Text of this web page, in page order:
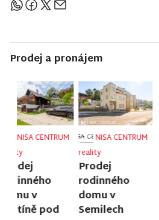
Sdílejte článek
Prodej a pronájem
NISA CENTRUM
reality
Prodej bytu
1+1 v Liberci
NISA CENTRUM
reality
Prodej
rodinného
domu ve
Velkých